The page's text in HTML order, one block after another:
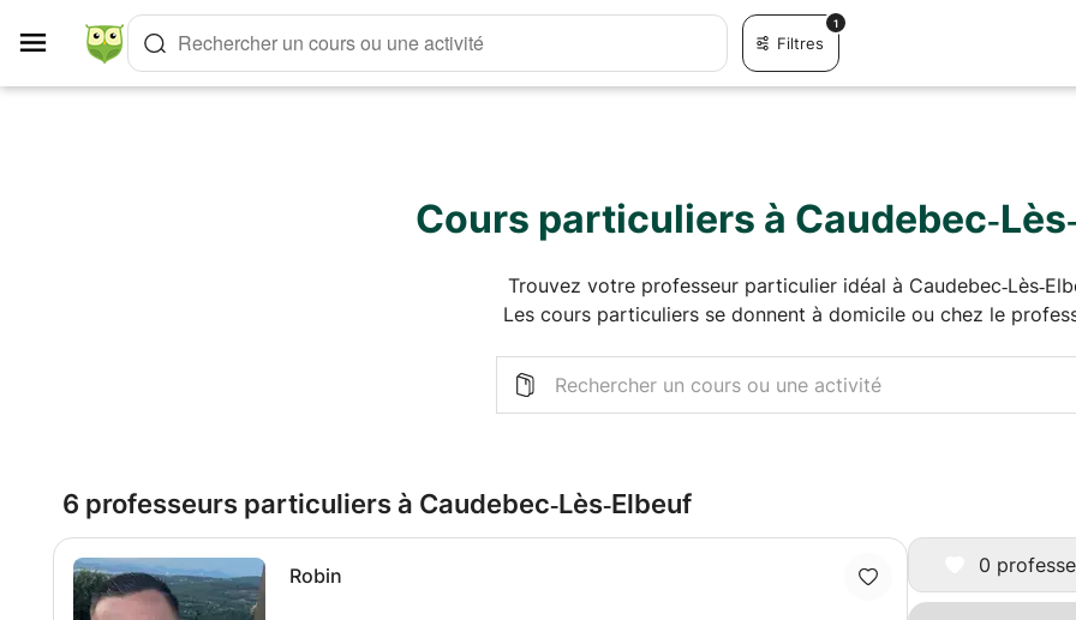
Rechercher un cours ou une activité Filtres
1
Cours particuliers à
Trouvez votre professeur particulier idéal à
Les cours particuliers se donnent à domicile ou chez le
0
6 professeurs particuliers à Caudebec‑Lès‑Elbeuf
Robin